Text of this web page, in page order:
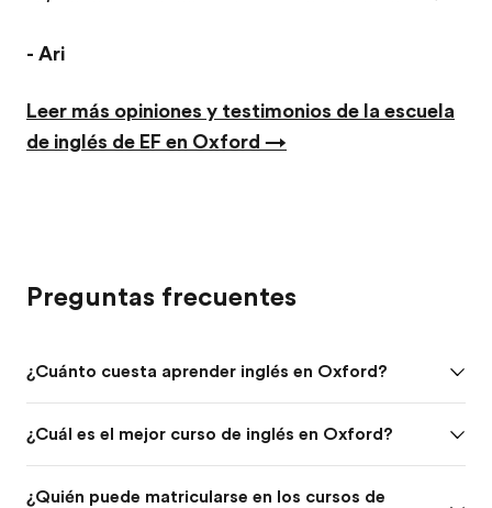
- Ari
Leer más opiniones y testimonios de la escuela
de inglés de EF en Oxford →
Preguntas frecuentes
¿Cuánto cuesta aprender inglés en Oxford?
¿Cuál es el mejor curso de inglés en Oxford?
¿Quién puede matricularse en los cursos de